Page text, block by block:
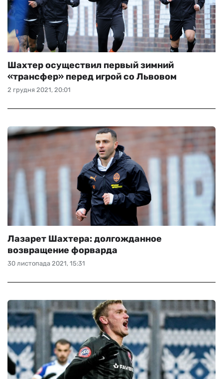
2 грудня 2021, 20:01
Шахтер осуществил первый зимний
«трансфер» перед игрой со Львовом
30 листопада 2021, 15:31
Лазарет Шахтера: долгожданное
возвращение форварда